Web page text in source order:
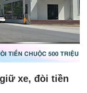
xe, đòi tiền